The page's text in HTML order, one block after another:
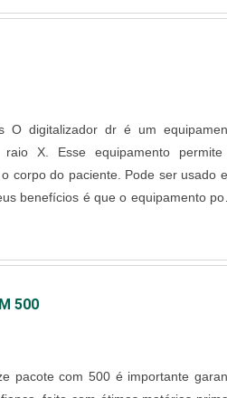
X. Esse equipamento
corpo do paciente. Pode ser usado
benefícios é que o equipamento
ou em cadeiras de rodas. Tipos
500
pacote com 500 é importante